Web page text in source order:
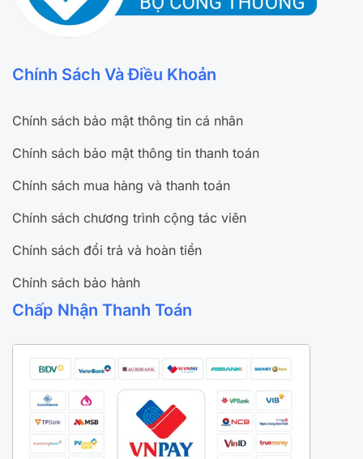
Chính Sách Và Điều Khoản
Chính sách bảo mật thông tin cá nhân
Chính sách bảo mật thông tin thanh toán
Chính sách mua hàng và thanh toán
Chính sách chương trình cộng tác viên
Chính sách đổi trả và hoàn tiền
Chính sách bảo hành
Chấp Nhận Thanh Toán